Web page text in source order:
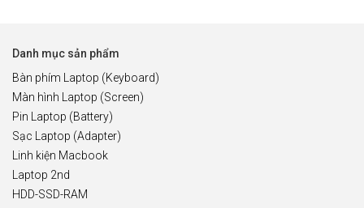
Danh mục sản phẩm
Bàn phím Laptop (Keyboard)
Màn hình Laptop (Screen)
Pin Laptop (Battery)
Sạc Laptop (Adapter)
Linh kiện Macbook
Laptop 2nd
HDD-SSD-RAM